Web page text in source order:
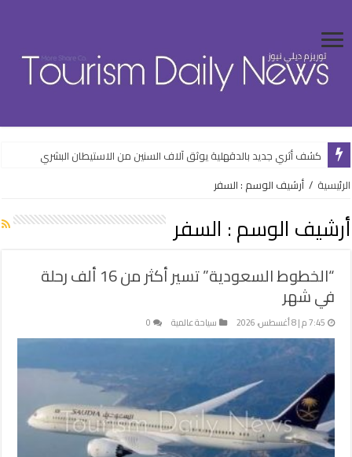
كشف أثري جديد بالدقهلية يوثق آلاف السنين من الاستيطان البشري
وزارة الإسكان تواصل طرح فرص استثمارية متنوعة من خلال المنصات الرقمية
الرئيسية / أرشيف الوسم : السفر
أرشيف الوسم : السفر
“الخطوط السعودية” تسير أكثر من 16 ألف رحلة
في شهر
7:45 م | 8 أغسطس، 2026 سياحة عالمية 0